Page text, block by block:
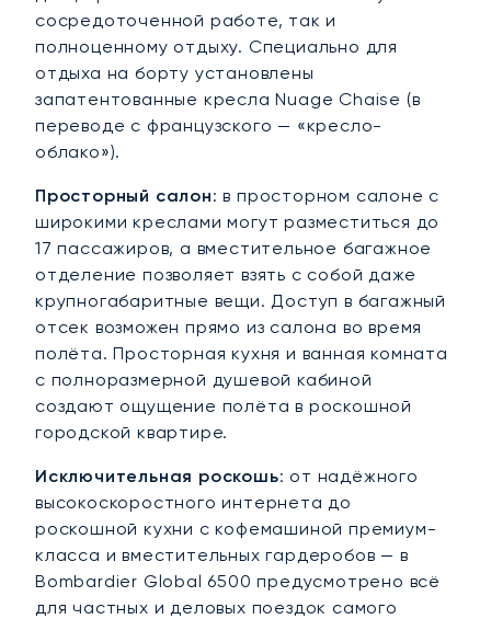
сосредоточенной работе, так и
полноценному отдыху. Специально для
отдыха на борту установлены
запатентованные кресла Nuage Chaise (в
переводе с французского — «кресло-
облако»).
Просторный салон: в просторном салоне с
широкими креслами могут разместиться до
17 пассажиров, а вместительное багажное
отделение позволяет взять с собой даже
крупногабаритные вещи. Доступ в багажный
отсек возможен прямо из салона во время
полёта. Просторная кухня и ванная комната
с полноразмерной душевой кабиной
создают ощущение полёта в роскошной
городской квартире.
Исключительная роскошь: от надёжного
высокоскоростного интернета до
роскошной кухни с кофемашиной премиум-
класса и вместительных гардеробов — в
Bombardier Global 6500 предусмотрено всё
для частных и деловых поездок самого